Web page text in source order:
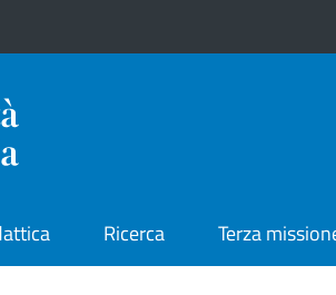
Ricerca Terza